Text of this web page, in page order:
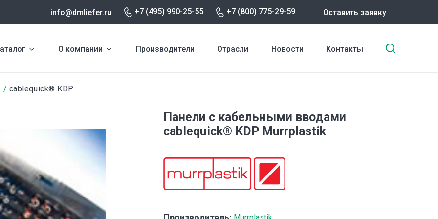
info@dmliefer.ru +7 (495) 990-25-55 +7 (800) 775-29-59 Оставить заявку
О компании Производители Отрасли Новости Контакты
cablequick® KDP
Панели с кабельными вводами
cablequick® KDP Murrplastik